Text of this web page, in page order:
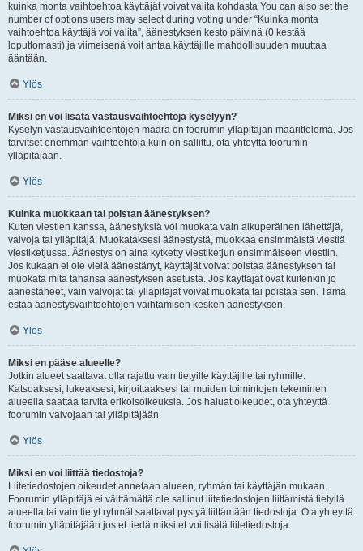
kuinka monta vaihtoehtoa käyttäjät voivat valita kohdasta You can also set the
number of options users may select during voting under “Kuinka monta
vaihtoehtoa käyttäjä voi valita”, äänestyksen kesto päivinä (0 kestää
loputtomasti) ja viimeisenä voit antaa käyttäjille mahdollisuuden muuttaa
ääntään.
Ylös
Miksi en voi lisätä vastausvaihtoehtoja kyselyyn?
Kyselyn vastausvaihtoehtojen määrä on foorumin ylläpitäjän määrittelemä. Jos
tarvitset enemmän vaihtoehtoja kuin on sallittu, ota yhteyttä foorumin
ylläpitäjään.
Ylös
Kuinka muokkaan tai poistan äänestyksen?
Kuten viestien kanssa, äänestyksiä voi muokata vain alkuperäinen lähettäjä,
valvoja tai ylläpitäjä. Muokataksesi äänestystä, muokkaa ensimmäistä viestiä
viestiketjussa. Äänestys on aina kytketty viestiketjun ensimmäiseen viestiin.
Jos kukaan ei ole vielä äänestänyt, käyttäjät voivat poistaa äänestyksen tai
muokata mitä tahansa äänestyksen asetusta. Jos käyttäjät ovat kuitenkin jo
äänestäneet, vain valvojat tai ylläpitäjät voivat muokata tai poistaa sen. Tämä
estää äänestysvaihtoehtojen vaihtamisen kesken äänestyksen.
Ylös
Miksi en pääse alueelle?
Jotkin alueet saattavat olla rajattu vain tietyille käyttäjille tai ryhmille.
Katsoaksesi, lukeaksesi, kirjoittaaksesi tai muiden toimintojen tekeminen
alueella saattaa tarvita erikoisoikeuksia. Jos haluat oikeudet, ota yhteyttä
foorumin valvojaan tai ylläpitäjään.
Ylös
Miksi en voi liittää tiedostoja?
Liitetiedostojen oikeudet annetaan alueen, ryhmän tai käyttäjän mukaan.
Foorumin ylläpitäjä ei välttämättä ole sallinut liitetiedostojen liittämistä tietyllä
alueella tai vain tietyt ryhmät saattavat pystyä liittämään tiedostoja. Ota yhteyttä
foorumin ylläpitäjään jos et tiedä miksi et voi lisätä liitetiedostoja.